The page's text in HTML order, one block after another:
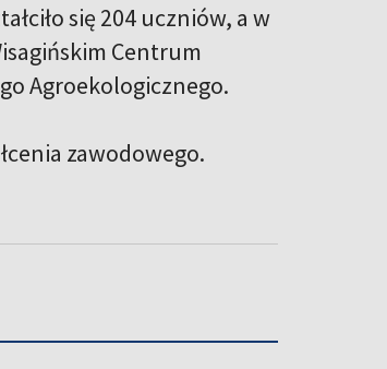
się 204 uczniów, a w
Centrum
Agroekologicznego.
zawodowego.